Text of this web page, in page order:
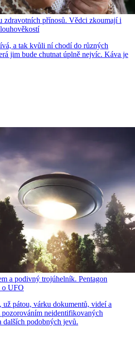
zdravotních přínosů. Vědci zkoumají i
a tak kvůli ní chodí do různých
jim bude chutnat úplně nejvíc. Káva je
a podivný trojúhelník. Pentagon
o UFO
už pátou, várku dokumentů, videí a
neidentifikovaných
podobných jevů.